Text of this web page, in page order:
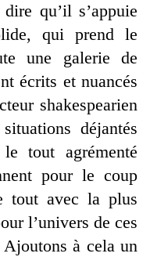
qu’il s’appuie
qui prend le
une galerie de
écrits et nuancés
shakespearien
déjantés
tout agrémenté
pour le coup
tout avec la plus
l’univers de ces
à cela un